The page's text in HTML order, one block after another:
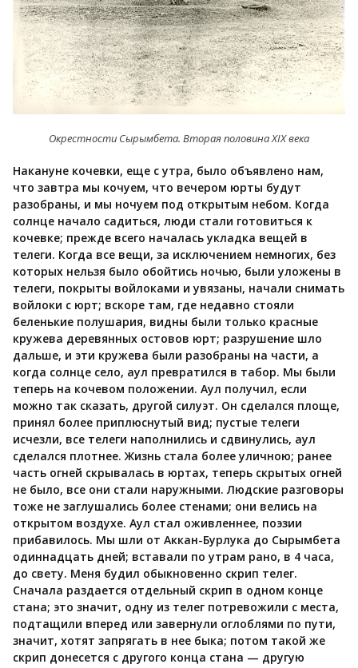
Окрестности Сырымбета. Вторая половина XIX века
Накануне кочевки, еще с утра, было объявлено нам,
что завтра мы кочуем, что вечером юрты будут
разобраны, и мы ночуем под открытым небом. Когда
солнце начало садиться, люди стали готовиться к
кочевке; прежде всего началась укладка вещей в
телеги. Когда все вещи, за исключением немногих, без
которых нельзя было обойтись ночью, были уложены в
телеги, покрыты войлоками и увязаны, начали снимать
войлоки с юрт; вскоре там, где недавно стояли
беленькие полушария, видны были только красные
кружева деревянных остовов юрт; разрушение шло
дальше, и эти кружева были разобраны на части, а
когда солнце село, аул превратился в табор. Мы были
теперь на кочевом положении. Аул получил, если
можно так сказать, другой силуэт. Он сделался площе,
принял более приплюснутый вид; пустые телеги
исчезли, все телеги наполнились и сдвинулись, аул
сделался плотнее. Жизнь стала более уличною; ранее
часть огней скрывалась в юртах, теперь скрытых огней
не было, все они стали наружными. Людские разговоры
тоже не заглушались более стенами; они велись на
открытом воздухе. Аул стал оживленнее, поэзии
прибавилось. Мы шли от Аккан-Бурлука до Сырымбета
одиннадцать дней; вставали по утрам рано, в 4 часа,
до свету. Меня будил обыкновенно скрип телег.
Сначала раздается отдельный скрип в одном конце
стана; это значит, одну из телег потревожили с места,
подтащили вперед или завернули оглоблями по пути,
значит, хотят запрягать в нее быка; потом такой же
скрип донесется с другого конца стана — другую